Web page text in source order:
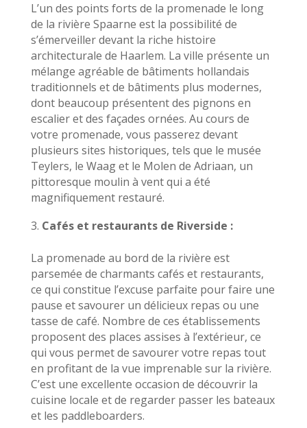
L’un des points forts de la promenade le long
de la rivière Spaarne est la possibilité de
s’émerveiller devant la riche histoire
architecturale de Haarlem. La ville présente un
mélange agréable de bâtiments hollandais
traditionnels et de bâtiments plus modernes,
dont beaucoup présentent des pignons en
escalier et des façades ornées. Au cours de
votre promenade, vous passerez devant
plusieurs sites historiques, tels que le musée
Teylers, le Waag et le Molen de Adriaan, un
pittoresque moulin à vent qui a été
magnifiquement restauré.
Cafés et restaurants de Riverside :
La promenade au bord de la rivière est
parsemée de charmants cafés et restaurants,
ce qui constitue l’excuse parfaite pour faire une
pause et savourer un délicieux repas ou une
tasse de café. Nombre de ces établissements
proposent des places assises à l’extérieur, ce
qui vous permet de savourer votre repas tout
en profitant de la vue imprenable sur la rivière.
C’est une excellente occasion de découvrir la
cuisine locale et de regarder passer les bateaux
et les paddleboarders.